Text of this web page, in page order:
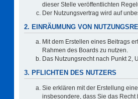
dieser Stelle veröffentlichten
Der Nutzungsvertrag wird auf
2. EINRÄUMUNG VON
Mit dem Erstellen eines Beitrags
Rahmen des Boards zu nutzen.
Das Nutzungsrecht nach Punkt 2,
3. PFLICHTEN DES NUTZERS
Sie erklären mit der Erstellung
insbesondere, dass Sie das Recht